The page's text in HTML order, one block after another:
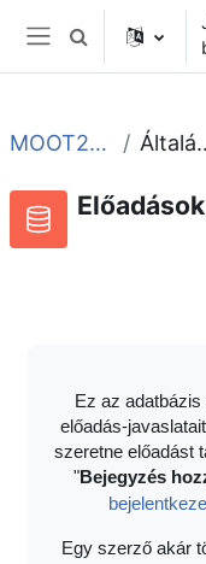
Tovább a fő tartalomhoz
Oldalpanel
Keresési
MOOT2010
Ez az adatbázis
előadás-
szeretne előadást
"Bejegyzés
Egy szerző akár